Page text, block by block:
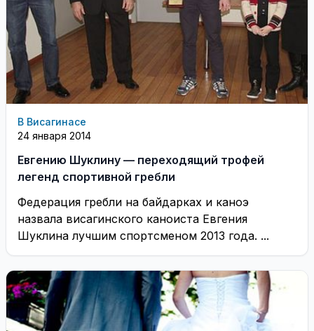
В Висагинасе
24 января 2014
Евгению Шуклину — переходящий трофей
легенд спортивной гребли
Федерация гребли на байдарках и каноэ
назвала висагинского каноиста Евгения
Шуклина лучшим спортсменом 2013 года. ...